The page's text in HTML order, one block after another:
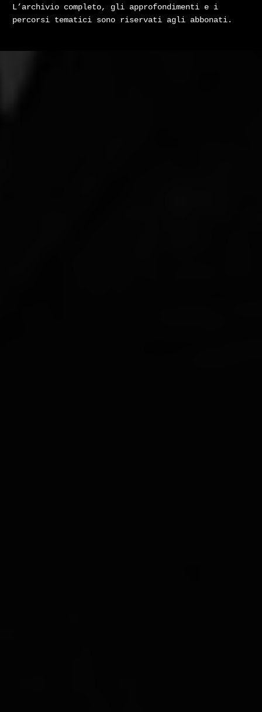
L’archivio completo, gli approfondimenti e i
percorsi tematici sono riservati agli abbonati.